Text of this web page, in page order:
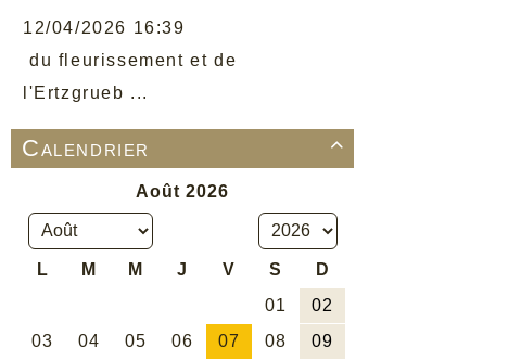
12/04/2026 16:39
du fleurissement et de
l'Ertzgrueb ...

Calendrier